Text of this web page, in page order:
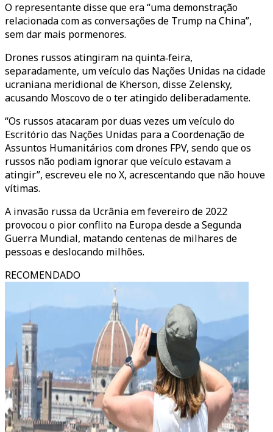
O representante disse que era “uma demonstração
relacionada com as conversações de Trump na China”,
sem dar mais pormenores.
Drones russos atingiram na quinta‑feira,
separadamente, um veículo das Nações Unidas na cidade
ucraniana meridional de Kherson, disse Zelensky,
acusando Moscovo de o ter atingido deliberadamente.
“Os russos atacaram por duas vezes um veículo do
Escritório das Nações Unidas para a Coordenação de
Assuntos Humanitários com drones FPV, sendo que os
russos não podiam ignorar que veículo estavam a
atingir”, escreveu ele no X, acrescentando que não houve
vítimas.
A invasão russa da Ucrânia em fevereiro de 2022
provocou o pior conflito na Europa desde a Segunda
Guerra Mundial, matando centenas de milhares de
pessoas e deslocando milhões.
RECOMENDADO